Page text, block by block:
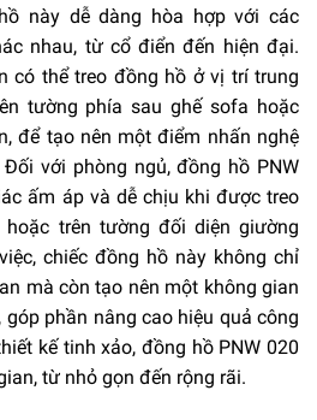
này dễ dàng hòa hợp với các
nhau, từ cổ điển đến hiện đại.
có thể treo đồng hồ ở vị trí trung
tường phía sau ghế sofa hoặc
để tạo nên một điểm nhấn nghệ
với phòng ngủ, đồng hồ PNW
ấm áp và dễ chịu khi được treo
trên tường đối diện giường
chiếc đồng hồ này không chỉ
mà còn tạo nên một không gian
góp phần nâng cao hiệu quả công
kế tinh xảo, đồng hồ PNW 020
từ nhỏ gọn đến rộng rãi.